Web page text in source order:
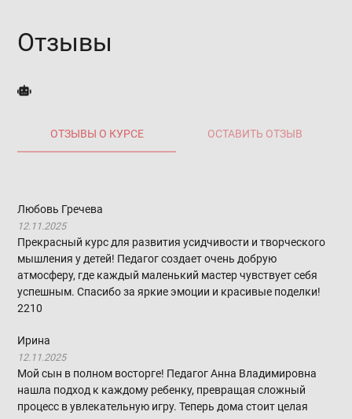
Отзывы
ОТЗЫВЫ О КУРСЕ ОСТАВИТЬ ОТЗЫВ
Любовь Гречева
12.11.2025
Прекрасный курс для развития усидчивости и творческого
мышления у детей! Педагог создает очень добрую
атмосферу, где каждый маленький мастер чувствует себя
успешным. Спасибо за яркие эмоции и красивые поделки!
2210
Ирина
12.11.2025
Мой сын в полном восторге! Педагог Анна Владимировна
нашла подход к каждому ребенку, превращая сложный
процесс в увлекательную игру. Теперь дома стоит целая